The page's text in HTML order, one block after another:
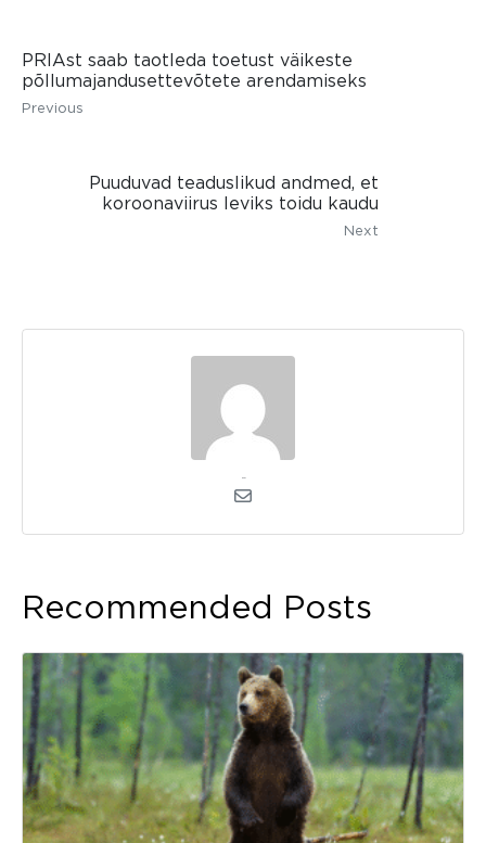
PRIAst saab taotleda toetust väikeste
põllumajandusettevõtete arendamiseks
Previous
Puuduvad teaduslikud andmed, et
koroonaviirus leviks toidu kaudu
Next
Recommended Posts